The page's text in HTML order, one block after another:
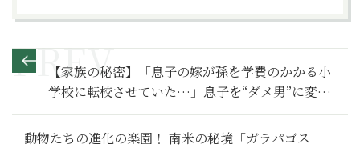
【家族の秘密】「息子の嫁が孫を学費のかかる小
学校に転校させていた…」息子を“ダメ男”に変え
た、ハズレ嫁の浪費生活～その２～
動物たちの進化の楽園！ 南米の秘境「ガラパゴス